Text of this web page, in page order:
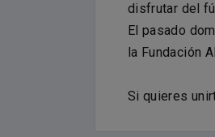
disfrutar del
El pasado
la Fundación
Si quieres